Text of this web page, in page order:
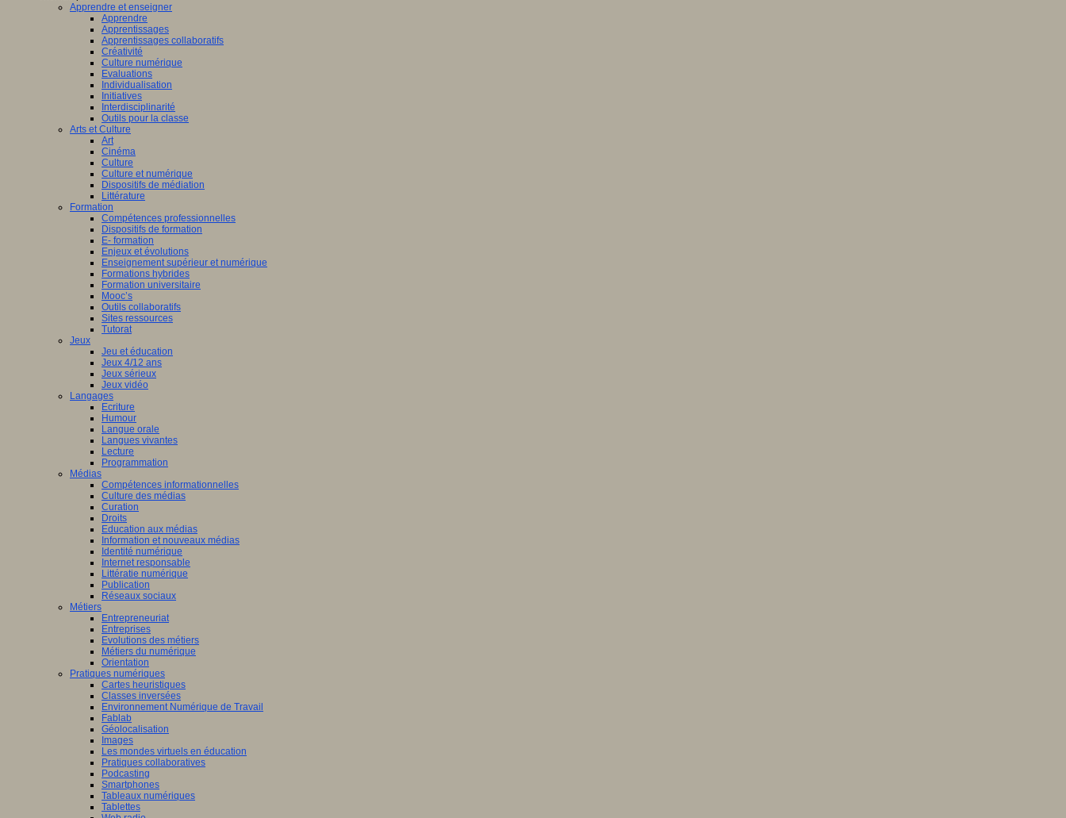
Apprendre et enseigner
Apprendre
Apprentissages
Apprentissages collaboratifs
Créativité
Culture numérique
Evaluations
Individualisation
Initiatives
Interdisciplinarité
Outils pour la classe
Arts et Culture
Art
Cinéma
Culture
Culture et numérique
Dispositifs de médiation
Littérature
Formation
Compétences professionnelles
Dispositifs de formation
E- formation
Enjeux et évolutions
Enseignement supérieur et numérique
Formations hybrides
Formation universitaire
Mooc’s
Outils collaboratifs
Sites ressources
Tutorat
Jeux
Jeu et éducation
Jeux 4/12 ans
Jeux sérieux
Jeux vidéo
Langages
Ecriture
Humour
Langue orale
Langues vivantes
Lecture
Programmation
Médias
Compétences informationnelles
Culture des médias
Curation
Droits
Education aux médias
Information et nouveaux médias
Identité numérique
Internet responsable
Littératie numérique
Publication
Réseaux sociaux
Métiers
Entrepreneuriat
Entreprises
Evolutions des métiers
Métiers du numérique
Orientation
Pratiques numériques
Cartes heuristiques
Classes inversées
Environnement Numérique de Travail
Fablab
Géolocalisation
Images
Les mondes virtuels en éducation
Pratiques collaboratives
Podcasting
Smartphones
Tableaux numériques
Tablettes